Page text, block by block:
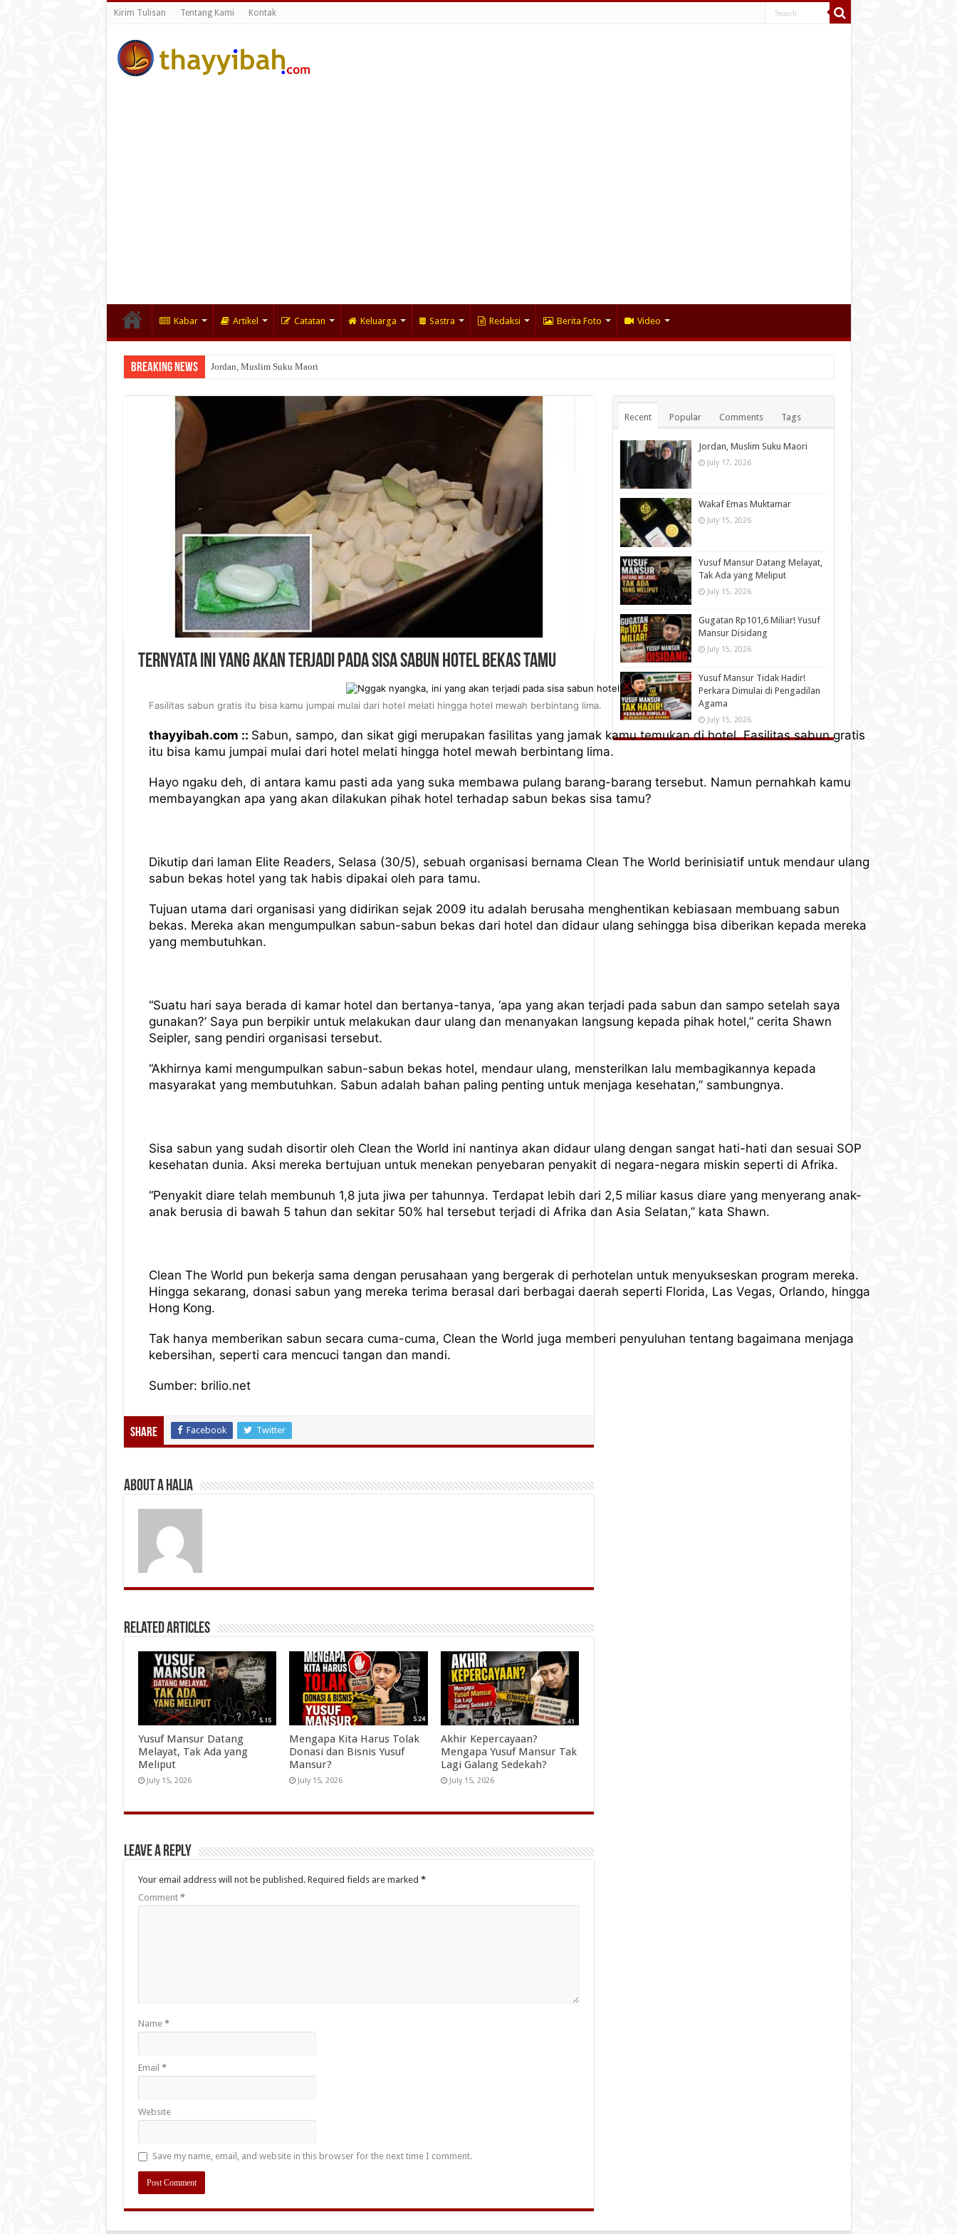
Kirim Tulisan Tentang Kami Kontak
Kabar Artikel Catatan Keluarga Sastra Redaksi Berita Foto Video
Breaking News Jordan, Muslim Suku Maori
Ternyata Ini yang Akan Terjadi pada Sisa Sabun Hotel Bekas Tamu
Fasilitas sabun gratis itu bisa kamu jumpai mulai dari hotel melati hingga hotel mewah berbintang lima.
thayyibah.com :: Sabun, sampo, dan sikat gigi merupakan fasilitas yang jamak kamu temukan di hotel. Fasilitas sabun gratis
itu bisa kamu jumpai mulai dari hotel melati hingga hotel mewah berbintang lima.
Hayo ngaku deh, di antara kamu pasti ada yang suka membawa pulang barang-barang tersebut. Namun pernahkah kamu
membayangkan apa yang akan dilakukan pihak hotel terhadap sabun bekas sisa tamu?
Dikutip dari laman Elite Readers, Selasa (30/5), sebuah organisasi bernama Clean The World berinisiatif untuk mendaur ulang
sabun bekas hotel yang tak habis dipakai oleh para tamu.
Tujuan utama dari organisasi yang didirikan sejak 2009 itu adalah berusaha menghentikan kebiasaan membuang sabun
bekas. Mereka akan mengumpulkan sabun-sabun bekas dari hotel dan didaur ulang sehingga bisa diberikan kepada mereka
yang membutuhkan.
“Suatu hari saya berada di kamar hotel dan bertanya-tanya, ‘apa yang akan terjadi pada sabun dan sampo setelah saya
gunakan?’ Saya pun berpikir untuk melakukan daur ulang dan menanyakan langsung kepada pihak hotel,” cerita Shawn
Seipler, sang pendiri organisasi tersebut.
“Akhirnya kami mengumpulkan sabun-sabun bekas hotel, mendaur ulang, mensterilkan lalu membagikannya kepada
masyarakat yang membutuhkan. Sabun adalah bahan paling penting untuk menjaga kesehatan,” sambungnya.
Sisa sabun yang sudah disortir oleh Clean the World ini nantinya akan didaur ulang dengan sangat hati-hati dan sesuai SOP
kesehatan dunia. Aksi mereka bertujuan untuk menekan penyebaran penyakit di negara-negara miskin seperti di Afrika.
“Penyakit diare telah membunuh 1,8 juta jiwa per tahunnya. Terdapat lebih dari 2,5 miliar kasus diare yang menyerang anak-
anak berusia di bawah 5 tahun dan sekitar 50% hal tersebut terjadi di Afrika dan Asia Selatan,” kata Shawn.
Clean The World pun bekerja sama dengan perusahaan yang bergerak di perhotelan untuk menyukseskan program mereka.
Hingga sekarang, donasi sabun yang mereka terima berasal dari berbagai daerah seperti Florida, Las Vegas, Orlando, hingga
Hong Kong.
Tak hanya memberikan sabun secara cuma-cuma, Clean the World juga memberi penyuluhan tentang bagaimana menjaga
kebersihan, seperti cara mencuci tangan dan mandi.
Sumber: brilio.net
Share Facebook Twitter
About A Halia
Related Articles
Yusuf Mansur Datang
Melayat, Tak Ada yang
Meliput
July 15, 2026
Mengapa Kita Harus Tolak
Donasi dan Bisnis Yusuf
Mansur?
July 15, 2026
Akhir Kepercayaan?
Mengapa Yusuf Mansur Tak
Lagi Galang Sedekah?
July 15, 2026
Leave a Reply
Your email address will not be published. Required fields are marked *
Comment *
Name *
Email *
Website
Save my name, email, and website in this browser for the next time I comment.
Recent Popular Comments Tags
Jordan, Muslim Suku Maori
July 17, 2026
Wakaf Emas Muktamar
July 15, 2026
Yusuf Mansur Datang Melayat,
Tak Ada yang Meliput
July 15, 2026
Gugatan Rp101,6 Miliar! Yusuf
Mansur Disidang
July 15, 2026
Yusuf Mansur Tidak Hadir!
Perkara Dimulai di Pengadilan
Agama
July 15, 2026